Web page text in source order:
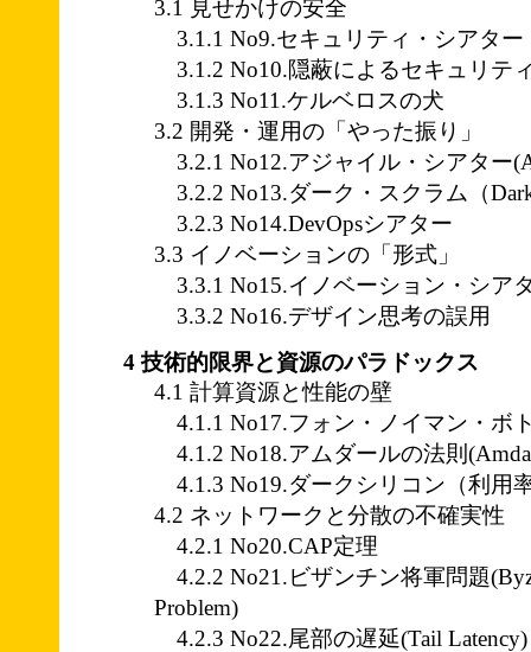
3.1 見せかけの安全
3.1.1 No9.セキュリティ・シアター
3.1.2 No10.隠蔽によるセキュリテ
3.1.3 No11.ケルベロスの犬
3.2 開発・運用の「やった振り」
3.2.1 No12.アジャイル・シアター
3.2.2 No13.ダーク・スクラム（
3.2.3 No14.DevOpsシアター
3.3 イノベーションの「形式」
3.3.1 No15.イノベーション・シア
3.3.2 No16.デザイン思考の誤用
4 技術的限界と資源のパラドックス
4.1 計算資源と性能の壁
4.1.1 No17.フォン・ノイマン・ボ
4.1.2 No18.アムダールの法則
4.1.3 No19.ダークシリコン（利用
4.2 ネットワークと分散の不確実性
4.2.1 No20.CAP定理
4.2.2 No21.ビザンチン将軍問題
Problem)
4.2.3 No22.尾部の遅延(Tail Latency)